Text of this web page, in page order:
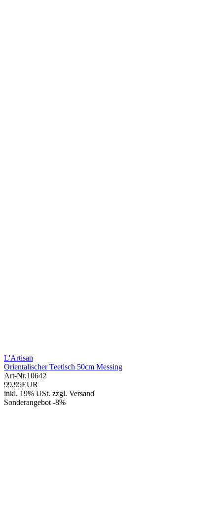
L'Artisan
Orientalischer Teetisch 50cm Messing
Art-Nr.10642
99,95EUR
inkl. 19% USt. zzgl. Versand
Sonderangebot -8%